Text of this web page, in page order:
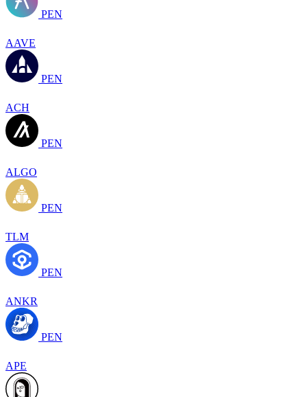
PEN
AAVE
PEN
ACH
PEN
ALGO
PEN
TLM
PEN
ANKR
PEN
APE